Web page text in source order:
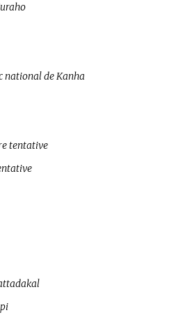
national de Kanha
tentative